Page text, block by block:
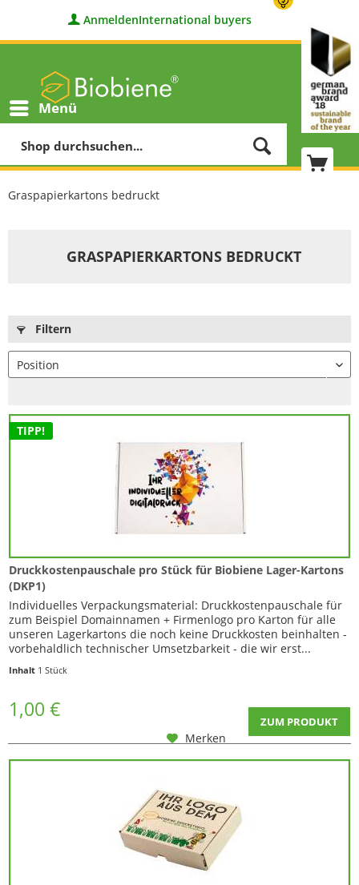
AnmeldenInternational buyers
Menü
Graspapierkartons bedruckt
GRASPAPIERKARTONS BEDRUCKT
Filtern
TIPP!
Druckkostenpauschale pro Stück für Biobiene Lager-Kartons
(DKP1)
Individuelles Verpackungsmaterial: Druckkostenpauschale für
zum Beispiel Domainnamen + Firmenlogo pro Karton für alle
unseren Lagerkartons die noch keine Druckkosten beinhalten -
vorbehaldlich technischer Umsetzbarkeit - die wir erst...
Inhalt 1 Stück
1,00 € ZUM PRODUKT
Merken